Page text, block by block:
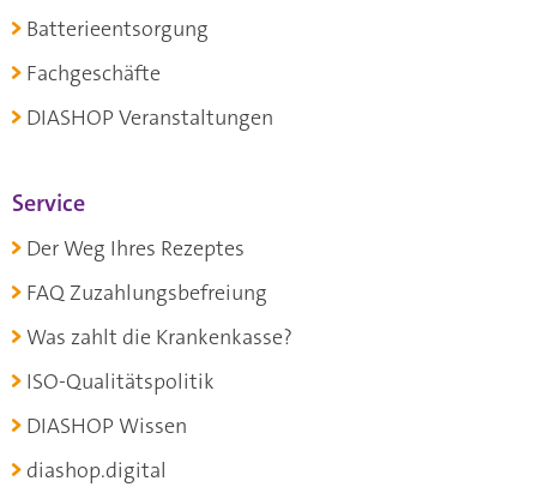
Batterieentsorgung
Fachgeschäfte
DIASHOP Veranstaltungen
Service
Der Weg Ihres Rezeptes
FAQ Zuzahlungsbefreiung
Was zahlt die Krankenkasse?
ISO-Qualitätspolitik
DIASHOP Wissen
diashop.digital